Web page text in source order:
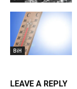
BiH
LEAVE A REPLY